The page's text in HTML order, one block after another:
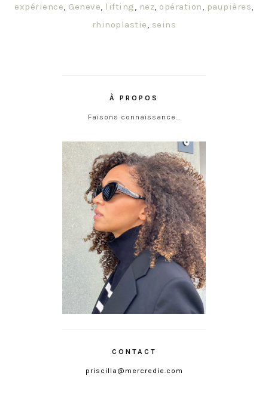
expérience, Geneve, lifting, nez, opération, paupières,
rhinoplastie, seins
À PROPOS
Faisons connaissance…
CONTACT
priscilla@mercredie.com